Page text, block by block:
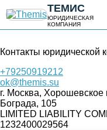
ТЕМИС
ЮРИДИЧЕСКАЯ
КОМПАНИЯ
Контакты
Контакты юридической
+79250919212
ok@themis.su
г. Москва, Хорошевское
Бограда, 105
LIMITED LIABILITY
1232400029564